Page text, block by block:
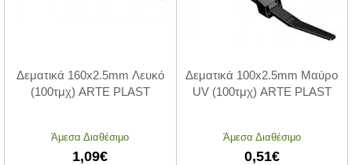
Δεματικά 160x2.5mm Λευκό
(100τμχ) ARTE PLAST
Άμεσα Διαθέσιμο
1,09€
Δεματικά 100x2.5mm Μαύρο
UV (100τμχ) ARTE PLAST
Άμεσα Διαθέσιμο
0,51€